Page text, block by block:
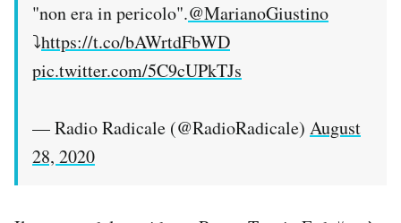
"non era in pericolo".@MarianoGiustino
⤵️https://t.co/bAWrtdFbWD
pic.twitter.com/5C9cUPkTJs
— Radio Radicale (@RadioRadicale) August
28, 2020